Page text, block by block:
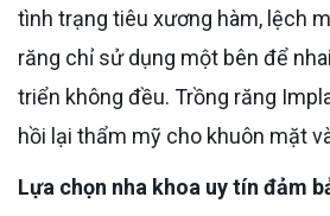
tình trạng tiêu xương hàm, lệch
răng chỉ sử dụng một bên để
triển không đều. Trồng răng
hồi lại thẩm mỹ cho khuôn mặt
Lựa chọn nha khoa uy tín đảm